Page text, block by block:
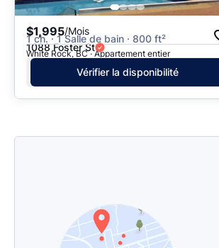
$1,995/Mois
1 ch. · 1 Salle de bain · 800 ft²
1088 Foster St
White Rock, BC · Appartement entier
Vérifier la disponibilité